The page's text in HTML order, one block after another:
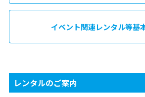
イベント関連レンタル等基
レンタルのご案内